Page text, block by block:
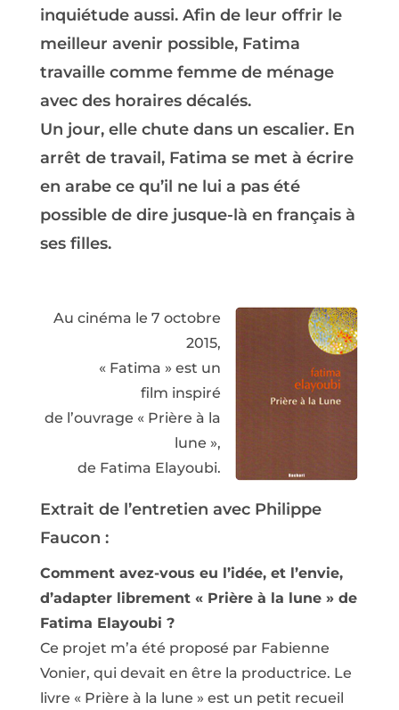
inquiétude aussi. Afin de leur offrir le
meilleur avenir possible, Fatima
travaille comme femme de ménage
avec des horaires décalés.
Un jour, elle chute dans un escalier. En
arrêt de travail, Fatima se met à écrire
en arabe ce qu’il ne lui a pas été
possible de dire jusque-là en français à
ses filles.
Au cinéma le 7 octobre
2015,
« Fatima » est un
film inspiré
de l’ouvrage « Prière à la
lune »,
de Fatima Elayoubi.
Extrait de l’entretien avec Philippe
Faucon :
Comment avez-vous eu l’idée, et l’envie,
d’adapter librement « Prière à la lune » de
Fatima Elayoubi ?
Ce projet m’a été proposé par Fabienne
Vonier, qui devait en être la productrice. Le
livre « Prière à la lune » est un petit recueil